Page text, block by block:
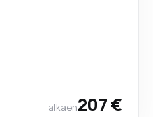
alkaen207 €